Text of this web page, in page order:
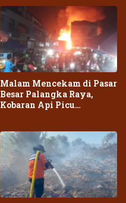
Malam Mencekam di Pasar
Besar Palangka Raya,
Kobaran Api Picu